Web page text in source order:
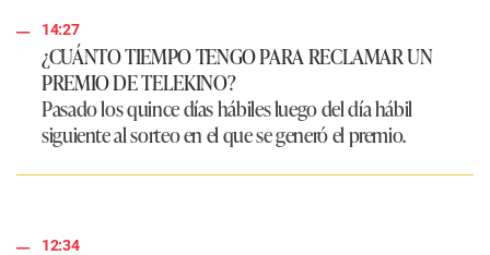
14:27
¿CUÁNTO TIEMPO TENGO PARA RECLAMAR UN
PREMIO DE TELEKINO?
Pasado los quince días hábiles luego del día hábil
siguiente al sorteo en el que se generó el premio.
12:34